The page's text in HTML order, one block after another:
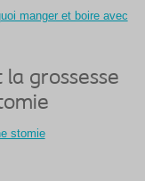
manger et boire avec
la grossesse
stomie